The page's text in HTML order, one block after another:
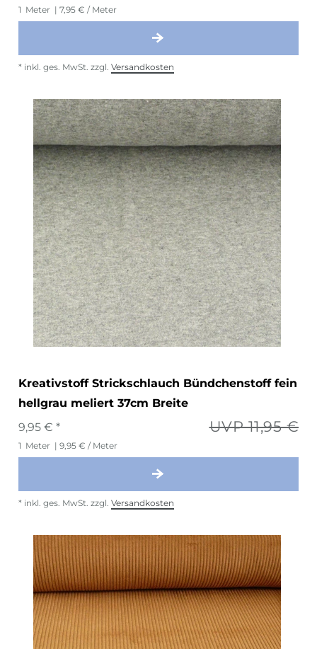
1 Meter | 7,95 € / Meter
* inkl. ges. MwSt. zzgl. Versandkosten
Kreativstoff Strickschlauch Bündchenstoff fein
hellgrau meliert 37cm Breite
UVP 11,95 €
9,95 € *
1 Meter | 9,95 € / Meter
* inkl. ges. MwSt. zzgl. Versandkosten